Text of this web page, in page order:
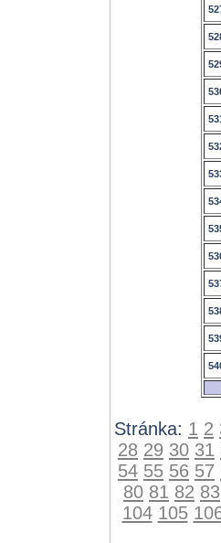
Stránka: 1 2
28 29 30 31
54 55 56 57
80 81 82 83
104 105